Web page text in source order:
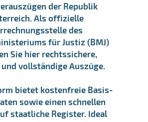
der Republik
Als offizielle
des
für Justiz (BMJ)
Sie hier rechtssichere,
vollständige Auszüge.
bietet kostenfreie Basis-
sowie einen schnellen
staatliche Register. Ideal